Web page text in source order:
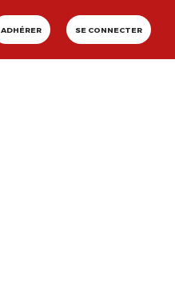
ADHÉRER SE CONNECTER